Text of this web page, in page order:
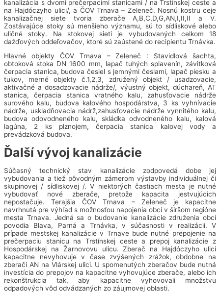
kanalizácia s dvomi prečerpacími stanicami / na Trstínskej ceste a
na Hajdóczyho ulici/, a ČOV Trnava – Zeleneč. Nosnú kostru ceje
kanalizačnej siete tvoria zberače A,B,C,D,G,AN,I,II,II a V.
Zostávajúce stoky sú menšieho významu, sú to sídliskové alebo
uličné stoky. Na stokovej sieti je vybudovaných celkom 18
dažďových oddeľovačov, ktoré sú zaústené do recipientu Trnávka.
Hlavné objekty ČOV Trnava – Zeleneč : Stavidlová šachta,
obtoková stoka DN 1600 mm, lapač tuhých splavenín, závitková
čerpacia stanica, budova česiel s jemnými česlami, lapač piesku a
tukov, merné objekty č.1,2,3, združený objekt / usadzovacie,
aktivačné a dosadzovacie nádrže/, výustný objekt, dúchareň, AT
stanica, čerpacia stanica vratného kalu, zahusťovacie nádrže
surového kalu, budova kalového hospodárstva, 3 ks vyhnívacie
nádrže, uskladňovacia nádrž,zahusťovacie nádrže vynnitého kalu,
budova odovodneného kalu, skládka odvodneného kalu, kalová
lagúna, 2 ks plznojem, čerpacia stanica kalovej vody a
prevádzková budova.
Ďalší vývoj kanalizácie
Súčasný technický stav kanalizácie zodpovedá dobe jej
vybudovania a tiež pôvodným zámerom výstavby individuálnej či
skupinovej / sídliskovej /. V niektorých častiach mesta je nutné
vybudovať nové zberače, pretože kapacita jestvujúcich
nepostačuje. Terajšia ČOV Trnava – Zeleneč je kapacitne
navrhnutá pre výhľad s možnosťou napojenia obcí v širšom regióne
mesta Trnava. Jedná sa o budovanie kanalizácie združenia obcí
povodia Blava, Parná a Trnávka, v súčasnosti v realizácii. V
prípade mestskej kanalizácie v Trnave bude nutné prepojenie na
prečerpaciu stanicu na Trstínskej ceste a prepoj kanalizácie z
Hospodárskej na Žarnovovu ulicu. Zberač na Hajdóczyho ulici
kapacitne nevyhovuje v čase zvýšených zrážok, obdobne na
zberači AN na Vlárskej ulici. U spomenutých zberačov bude nutná
investícia do prepojov na kapacitne vyhovujúce zberače, alebo ich
rekonštrukcia tak, aby kapacitne vyhovovali množstvu
odpadových vôd odvádzaných zo záujmovej oblasti.